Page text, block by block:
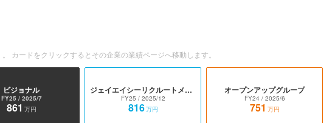
。 カードをクリックするとその企業の業績ページへ移動します。
ビジョナル
FY25 / 2025/7
861 万円
ジェイエイシーリクルートメント
FY25 / 2025/12
816万円
オープンアップグループ
FY24 / 2025/6
751 万円